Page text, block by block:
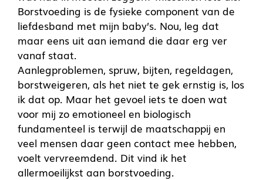
Borstvoeding is de fysieke component van de
liefdesband met mijn baby’s. Nou, leg dat
maar eens uit aan iemand die daar erg ver
vanaf staat.
Aanlegproblemen, spruw, bijten, regeldagen,
borstweigeren, als het niet te gek ernstig is, los
ik dat op. Maar het gevoel iets te doen wat
voor mij zo emotioneel en biologisch
fundamenteel is terwijl de maatschappij en
veel mensen daar geen contact mee hebben,
voelt vervreemdend. Dit vind ik het
allermoeilijkst aan borstvoeding.